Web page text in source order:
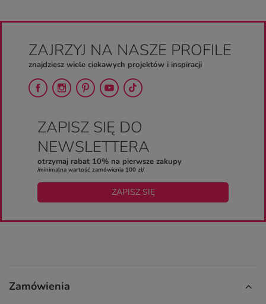
ZAJRZYJ NA NASZE PROFILE
znajdziesz wiele ciekawych projektów i inspiracji
ZAPISZ SIĘ DO
NEWSLETTERA
otrzymaj rabat 10% na pierwsze zakupy
/minimalna wartość zamówienia 100 zł/
ZAPISZ SIĘ
Zamówienia